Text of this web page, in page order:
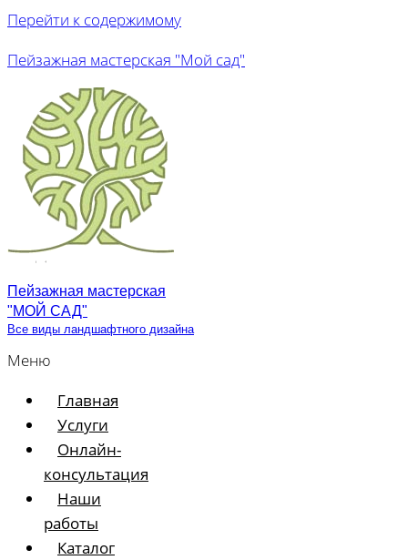
Перейти к содержимому
Пейзажная мастерская "Мой сад"
Пейзажная мастерская
"МОЙ САД"
Все виды ландшафтного дизайна
Меню
Главная
Услуги
Онлайн-
консультация
Наши
работы
Каталог